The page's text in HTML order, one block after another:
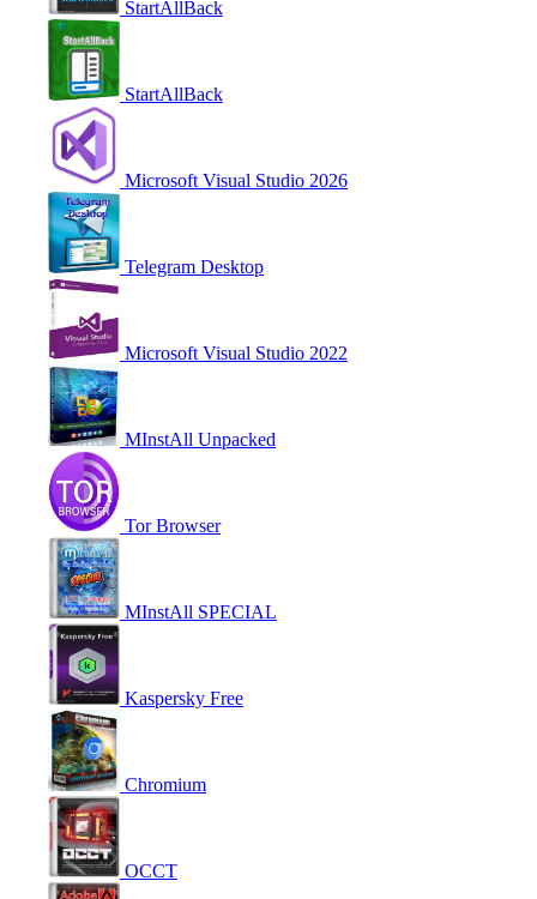
StartAllBack
StartAllBack
Microsoft Visual Studio 2026
Telegram Desktop
Microsoft Visual Studio 2022
MInstAll Unpacked
Tor Browser
MInstAll SPECIAL
Kaspersky Free
Chromium
OCCT